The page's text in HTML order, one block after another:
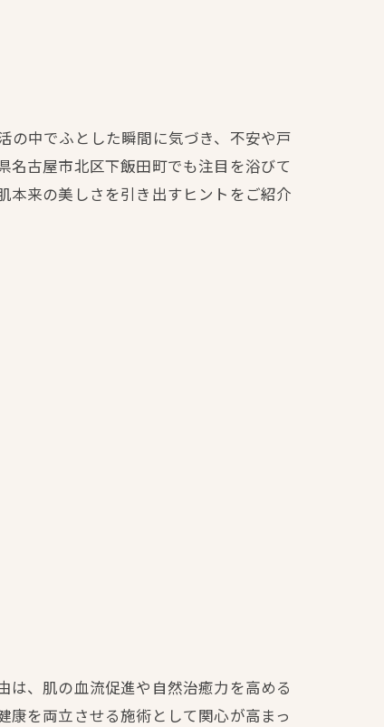
の中でふとした瞬間に気づき、不安や戸
名古屋市北区下飯田町でも注目を浴びて
本来の美しさを引き出すヒントをご紹介
、肌の血流促進や自然治癒力を高める
を両立させる施術として関心が高まっ